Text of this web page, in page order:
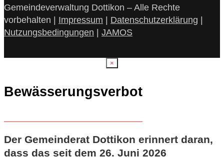
Gemeindeverwaltung Dottikon – Alle Rechte
vorbehalten | Impressum | Datenschutzerklärung |
Nutzungsbedingungen | JAMOS
×
Bewässerungsverbot
Der Gemeinderat Dottikon erinnert daran,
dass das seit dem 26. Juni 2026